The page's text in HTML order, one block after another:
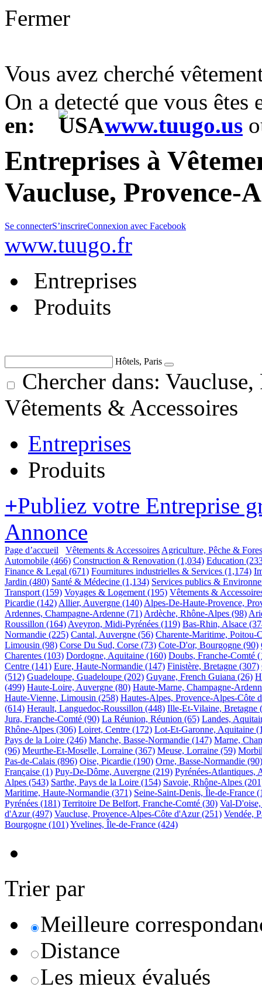
Fermer
Vous avez cherché
On a detecté que vous
en:
www.tuugo.us
Entreprises à
Vaucluse, Provence-
Se connecterS’inscrireConnexion avec Facebook
www.tuugo.fr
Entreprises
Produits
Hôtels, Paris
Chercher dans:
Vêtements & Accessoires
Entreprises
Produits
+Publiez votre Entreprise
Annonce
Page d’accueil Vêtements & Accessoires Agriculture, Pêche &
Automobile (466) Construction & Renovation (1,034) Education
Finance & Legal (671) Fournitures industrielles & Services (1,174)
Jardin (480) Santé & Médecine (1,134) Services publics &
Transport (159) Voyages & Logement (195) Vêtements &
Picardie (142) Allier, Auvergne (140) Alpes-De-Haute-Provence,
Ardennes, Champagne-Ardenne (71) Ardèche, Rhône-Alpes (98)
Roussillon (164) Aveyron, Midi-Pyrénées (119) Bas-Rhin, Alsace
Normandie (225) Cantal, Auvergne (56) Charente-Maritime, Poitou-
Limousin (98) Corse Du Sud, Corse (73) Cote-D'or, Bourgogne (90)
Charentes (103) Dordogne, Aquitaine (160) Doubs, Franche-Comté
Centre (141) Eure, Haute-Normandie (147) Finistère, Bretagne (307)
(512) Guadeloupe, Guadeloupe (202) Guyane, French Guiana (26)
(499) Haute-Loire, Auvergne (80) Haute-Marne, Champagne-
Haute-Vienne, Limousin (258) Hautes-Alpes, Provence-Alpes-Côte
(614) Herault, Languedoc-Roussillon (448) Ille-Et-Vilaine, Bretagne
Jura, Franche-Comté (90) La Réunion, Réunion (65) Landes,
Rhône-Alpes (306) Loiret, Centre (172) Lot-Et-Garonne, Aquitaine
Pays de la Loire (246) Manche, Basse-Normandie (147) Marne,
(96) Meurthe-Et-Moselle, Lorraine (367) Meuse, Lorraine (59)
Pas-de-Calais (896) Oise, Picardie (190) Orne, Basse-Normandie (90)
Française (1) Puy-De-Dôme, Auvergne (219) Pyrénées-Atlantiques,
Alpes (543) Sarthe, Pays de la Loire (154) Savoie, Rhône-Alpes
Maritime, Haute-Normandie (371) Seine-Saint-Denis, Île-de-France
Pyrénées (181) Territoire De Belfort, Franche-Comté (30) Val-
d'Azur (497) Vaucluse, Provence-Alpes-Côte d'Azur (251) Vendée,
Bourgogne (101)Yvelines, Île-de-France (424)
Trier par
Meilleure
Distance
Les mieux évalués